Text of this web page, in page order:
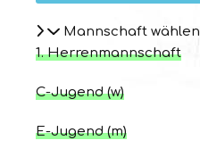
Mannschaft wählen
1. Herrenmannschaft
C-Jugend (w)
E-Jugend (m)